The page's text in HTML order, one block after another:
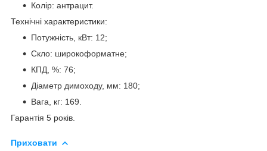
Колір: антрацит.
Технічні характеристики:
Потужність, кВт: 12;
Скло: широкоформатне;
КПД, %: 76;
Діаметр димоходу, мм: 180;
Вага, кг: 169.
Гарантія 5 років.
Приховати